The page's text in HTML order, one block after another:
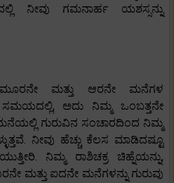
ನೀವು ಗಮನಾರ್ಹ ಯಶಸ್ಸನ್ನು
ಮತ್ತು ಆರನೇ ಮನೆಗಳ
ಅದು ನಿಮ್ಮ ಒಂಬತ್ತನೇ
ಗುರುವಿನ ಸಂಚಾರದಿಂದ ನಿಮ್ಮ
ನೀವು ಹೆಚ್ಚು ಕೆಲಸ ಮಾಡಿದಷ್ಟೂ
ನಿಮ್ಮ ರಾಶಿಚಕ್ರ ಚಿಹ್ನೆಯನ್ನು,
ಮತ್ತು ಐದನೇ ಮನೆಗಳನ್ನು ಗುರುವು